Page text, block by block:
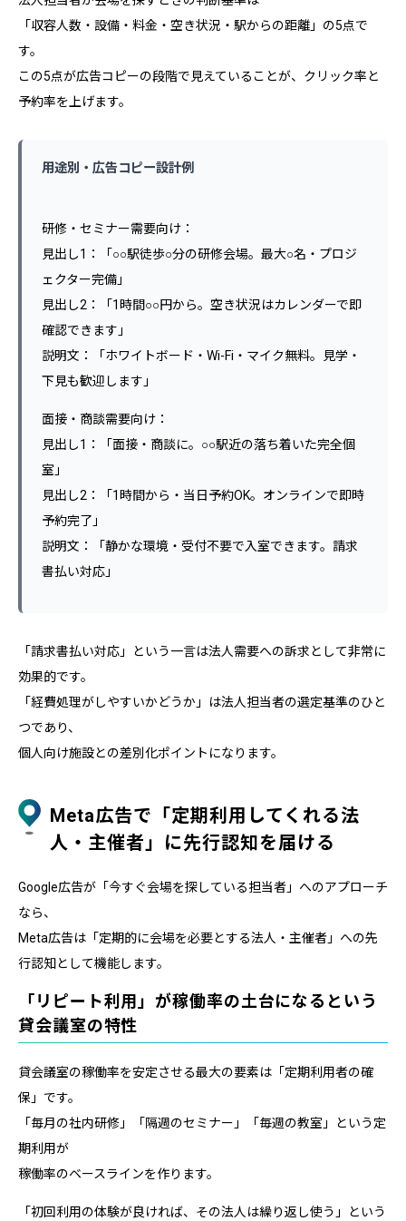
「収容人数・設備・料金・空き状況・駅からの距離」の5点で
す。
この5点が広告コピーの段階で見えていることが、クリック率と
予約率を上げます。
用途別・広告コピー設計例
研修・セミナー需要向け：
見出し1：「○○駅徒歩○分の研修会場。最大○名・プロジ
ェクター完備」
見出し2：「1時間○○円から。空き状況はカレンダーで即
確認できます」
説明文：「ホワイトボード・Wi-Fi・マイク無料。見学・
下見も歓迎します」
面接・商談需要向け：
見出し1：「面接・商談に。○○駅近の落ち着いた完全個
室」
見出し2：「1時間から・当日予約OK。オンラインで即時
予約完了」
説明文：「静かな環境・受付不要で入室できます。請求
書払い対応」
「請求書払い対応」という一言は法人需要への訴求として非常に
効果的です。
「経費処理がしやすいかどうか」は法人担当者の選定基準のひと
つであり、
個人向け施設との差別化ポイントになります。
Meta広告で「定期利用してくれる法
人・主催者」に先行認知を届ける
Google広告が「今すぐ会場を探している担当者」へのアプローチ
なら、
Meta広告は「定期的に会場を必要とする法人・主催者」への先
行認知として機能します。
「リピート利用」が稼働率の土台になるという
貸会議室の特性
貸会議室の稼働率を安定させる最大の要素は「定期利用者の確
保」です。
「毎月の社内研修」「隔週のセミナー」「毎週の教室」という定
期利用が
稼働率のベースラインを作ります。
「初回利用の体験が良ければ、その法人は繰り返し使う」という